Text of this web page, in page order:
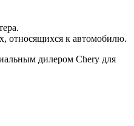
относящихся к автомобилю.
дилером Chery для